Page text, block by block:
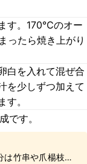
す。170℃のオー
ったら焼き上がり
白を入れて混ぜ合
を少しずつ加えて
。
です。
は竹串や爪楊枝を